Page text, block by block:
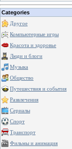
Categories
Другое
Компьютерные игры
Красота и здоровье
Люди и блоги
Музыка
Общество
Путешествия и события
Развлечения
Сериалы
Спорт
Транспорт
Фильмы и анимация